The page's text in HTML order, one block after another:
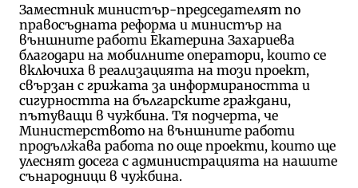
Заместник министър-председателят по
правосъдната реформа и министър на
външните работи Екатерина Захариева
благодари на мобилните оператори, които се
включиха в реализацията на този проект,
свързан с грижата за информираността и
сигурността на българските граждани,
пътуващи в чужбина. Тя подчерта, че
Министерството на външните работи
продължава работа по още проекти, които ще
улеснят досега с администрацията на нашите
сънародници в чужбина.